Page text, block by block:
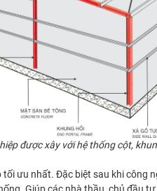
được xây với hệ thống cột,
ưu nhất. Đặc biệt sau khi công